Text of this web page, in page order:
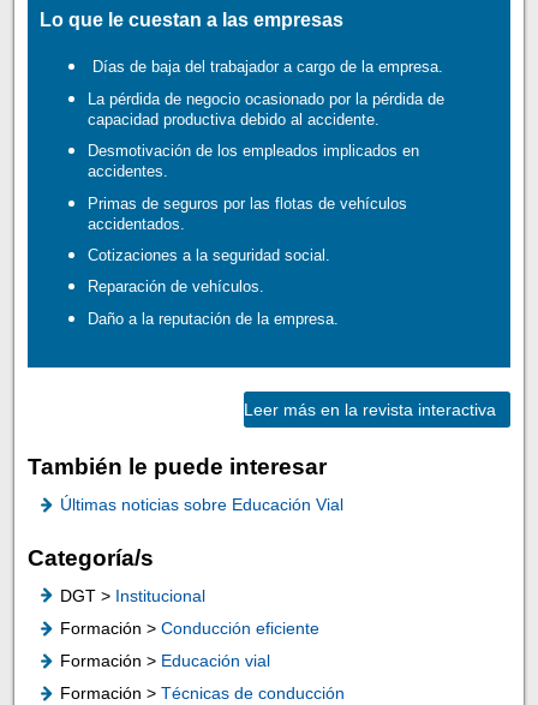
Lo que le cuestan a las empresas
Días de baja del trabajador a cargo de la empresa.
La pérdida de negocio ocasionado por la pérdida de
capacidad productiva debido al accidente.
Desmotivación de los empleados implicados en
accidentes.
Primas de seguros por las flotas de vehículos
accidentados.
Cotizaciones a la seguridad social.
Reparación de vehículos.
Daño a la reputación de la empresa.
Leer más en la revista interactiva
También le puede interesar
Últimas noticias sobre Educación Vial
Categoría/s
DGT > Institucional
Formación > Conducción eficiente
Formación > Educación vial
Formación > Técnicas de conducción